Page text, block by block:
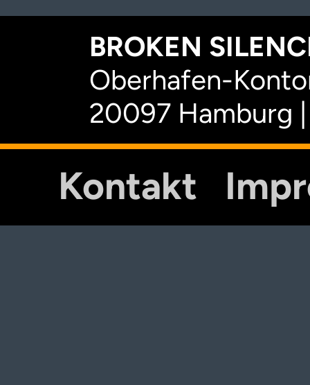
BROKEN
Oberhafen-
20097 Hamburg
Kontakt